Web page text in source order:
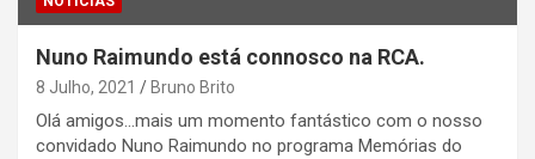
Nuno Raimundo está connosco na RCA.
8 Julho, 2021 Bruno Brito
Olá amigos…mais um momento fantástico com o nosso
convidado Nuno Raimundo no programa Memórias do